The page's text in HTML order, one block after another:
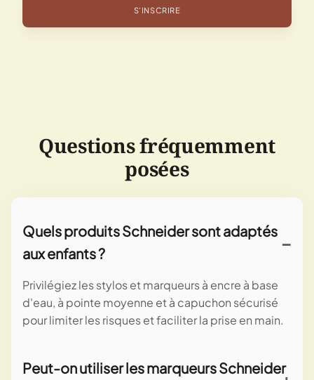
S'INSCRIRE
Questions fréquemment
posées
Quels produits Schneider sont adaptés
aux enfants ?
Privilégiez les stylos et marqueurs à encre à base
d'eau, à pointe moyenne et à capuchon sécurisé
pour limiter les risques et faciliter la prise en main.
Peut-on utiliser les marqueurs Schneider